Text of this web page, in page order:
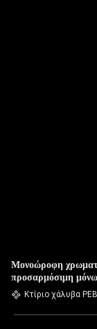
Μονοώροφη
προσαρμόσιμη
Κτίριο χάλυβα PEB